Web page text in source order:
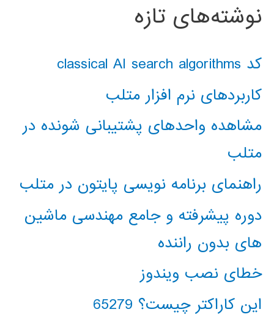
نوشته‌های تازه
کد classical AI search algorithms
کاربردهای نرم افزار متلب
مشاهده واحدهای پشتیبانی شونده در
متلب
راهنمای برنامه نویسی پایتون در متلب
دوره پیشرفته و جامع مهندسی ماشین
های بدون راننده
خطای نصب ویندوز
این کاراکتر چیست؟ 65279